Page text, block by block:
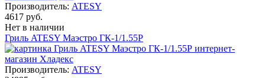
Производитель: ATESY
4617 руб.
Нет в наличии
Гриль ATESY Маэстро ГК-1/1.55Р
Производитель: ATESY